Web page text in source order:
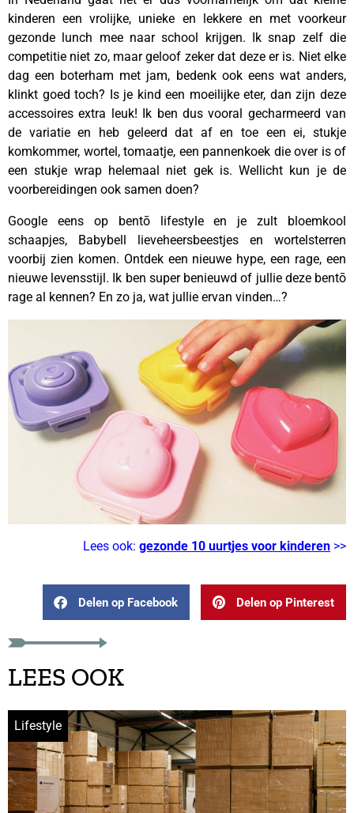
kinderen een vrolijke, unieke en lekkere en met voorkeur
gezonde lunch mee naar school krijgen. Ik snap zelf die
competitie niet zo, maar geloof zeker dat deze er is. Niet elke
dag een boterham met jam, bedenk ook eens wat anders,
klinkt goed toch? Is je kind een moeilijke eter, dan zijn deze
accessoires extra leuk! Ik ben dus vooral gecharmeerd van
de variatie en heb geleerd dat af en toe een ei, stukje
komkommer, wortel, tomaatje, een pannenkoek die over is of
een stukje wrap helemaal niet gek is. Wellicht kun je de
voorbereidingen ook samen doen?
Google eens op bentō lifestyle en je zult bloemkool
schaapjes, Babybell lieveheersbeestjes en wortelsterren
voorbij zien komen. Ontdek een nieuwe hype, een rage, een
nieuwe levensstijl. Ik ben super benieuwd of jullie deze bentō
rage al kennen? En zo ja, wat jullie ervan vinden…?
Lees ook: gezonde 10 uurtjes voor kinderen >>
Delen op Facebook Delen op Pinterest
LEES OOK
Lifestyle